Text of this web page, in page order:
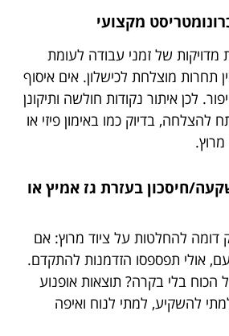
מדויקות של זמני עבודה לעומת
תחרות מוצלחת לכישלון. אים איסוף
לכן איתור נקודות חולשה ותיקונן
בדיוק כמו באימון פיזי או
חיסכון בעזרת גז אמיץ או
להחלטות על ציוד מרוץ: אם
אולי תפספסו הזדמנות להתקדם.
בלי בקרה? תוצאות אופנוע
להשקיע, למתי לנוח ואיפה